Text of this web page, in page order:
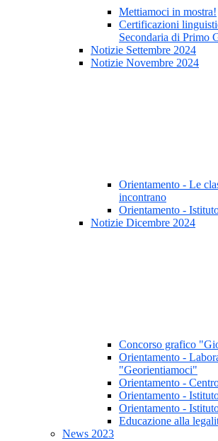
Mettiamoci in mostra!
Certificazioni
Secondaria di Primo
Notizie Settembre 2024
Notizie Novembre 2024
Orientamento - Le
incontrano
Orientamento -
Notizie Dicembre 2024
Concorso grafico
Orientamento -
"Georientiamoci"
Orientamento -
Orientamento -
Orientamento -
Educazione alla
News 2023